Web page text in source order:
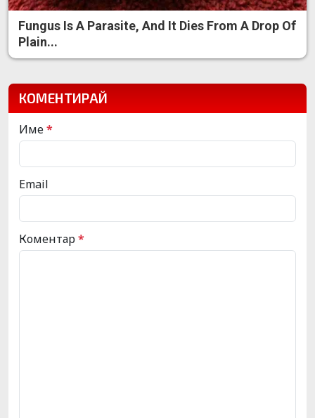
Fungus Is A Parasite, And It Dies From A Drop Of
Plain...
КОМЕНТИРАЙ
Име*
Email
Коментар*